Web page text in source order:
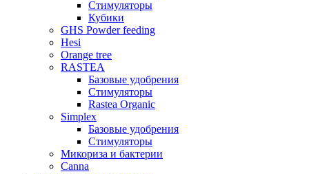
Стимуляторы
Кубики
GHS Powder feeding
Hesi
Orange tree
RASTEA
Базовые удобрения
Стимуляторы
Rastea Organic
Simplex
Базовые удобрения
Стимуляторы
Микориза и бактерии
Canna